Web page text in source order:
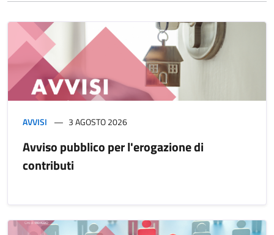
AVVISI 3 AGOSTO 2026
Avviso pubblico per l'erogazione di
contributi